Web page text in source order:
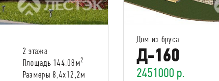
2 этажа
Площадь 144.08м2
Размеры 8,4х12,2м
Дом из бруса
Д-160
2451000 р.